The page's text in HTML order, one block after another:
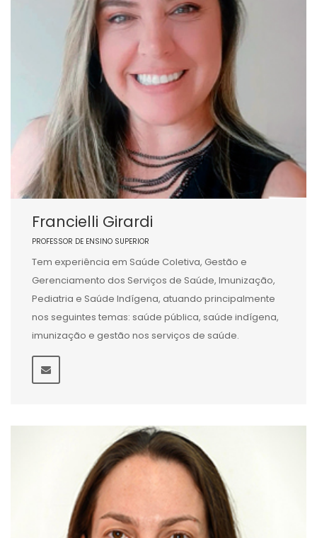
Francielli Girardi
PROFESSOR DE ENSINO SUPERIOR
Tem experiência em Saúde Coletiva, Gestão e
Gerenciamento dos Serviços de Saúde, Imunização,
Pediatria e Saúde Indígena, atuando principalmente
nos seguintes temas: saúde pública, saúde indígena,
imunização e gestão nos serviços de saúde.